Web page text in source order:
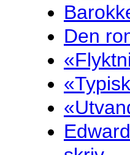
Den